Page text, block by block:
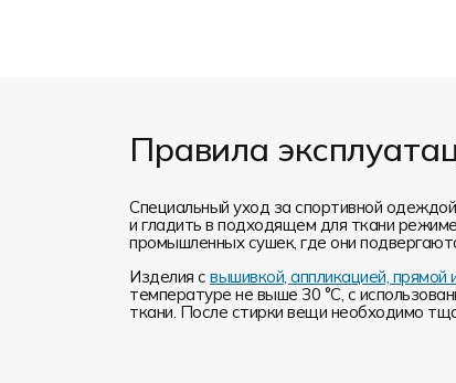
Правила
Специальный уход за спортивной
и гладить в подходящем для ткани
промышленных сушек, где они
Изделия с вышивкой, аппликацией,
температуре не выше 30 °C, с
ткани. После стирки вещи необходимо